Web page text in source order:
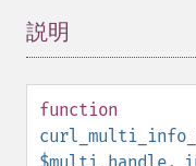
説明
function